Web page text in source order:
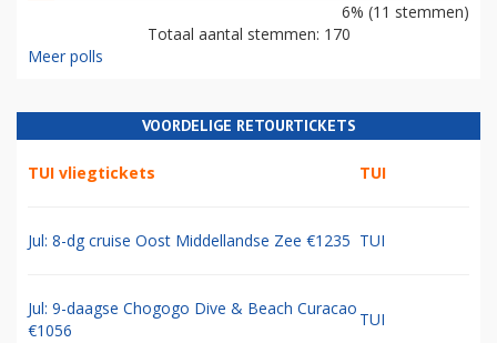
6% (11 stemmen)
Totaal aantal stemmen: 170
Meer polls
VOORDELIGE RETOURTICKETS
TUI vliegtickets TUI
Jul: 8-dg cruise Oost Middellandse Zee €1235 TUI
Jul: 9-daagse Chogogo Dive & Beach Curacao
€1056
TUI